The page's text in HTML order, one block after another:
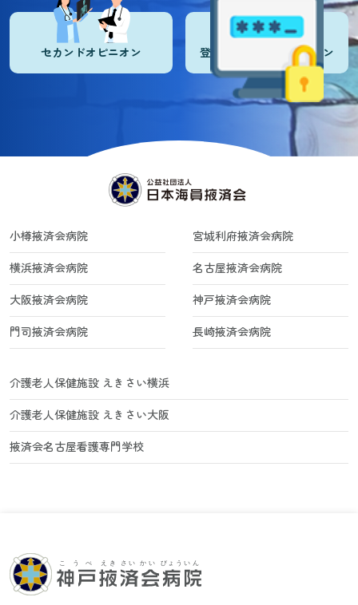
セカンドオピニオン 登録医・登録施設ログイン
小樽掖済会病院
宮城利府掖済会病院
横浜掖済会病院
名古屋掖済会病院
大阪掖済会病院
神戸掖済会病院
門司掖済会病院
長崎掖済会病院
介護老人保健施設 えきさい横浜
介護老人保健施設 えきさい大阪
掖済会名古屋看護専門学校